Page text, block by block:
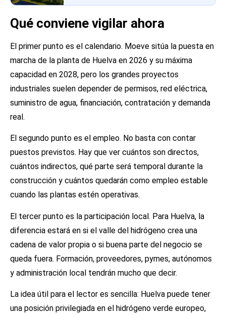
Qué conviene vigilar ahora
El primer punto es el calendario. Moeve sitúa la puesta en
marcha de la planta de Huelva en 2026 y su máxima
capacidad en 2028, pero los grandes proyectos
industriales suelen depender de permisos, red eléctrica,
suministro de agua, financiación, contratación y demanda
real.
El segundo punto es el empleo. No basta con contar
puestos previstos. Hay que ver cuántos son directos,
cuántos indirectos, qué parte será temporal durante la
construcción y cuántos quedarán como empleo estable
cuando las plantas estén operativas.
El tercer punto es la participación local. Para Huelva, la
diferencia estará en si el valle del hidrógeno crea una
cadena de valor propia o si buena parte del negocio se
queda fuera. Formación, proveedores, pymes, autónomos
y administración local tendrán mucho que decir.
La idea útil para el lector es sencilla: Huelva puede tener
una posición privilegiada en el hidrógeno verde europeo,